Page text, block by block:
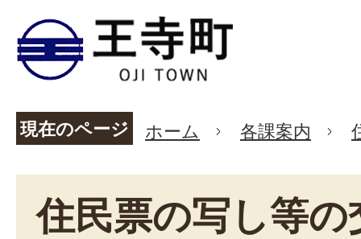
現在のページ ホーム 各課案内
住民票の写し等